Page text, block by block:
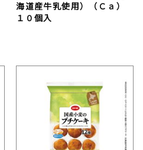
海道産牛乳使用）（Ｃａ）
１０個入